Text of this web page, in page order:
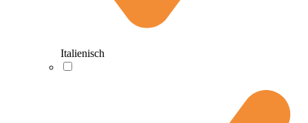
Italienisch